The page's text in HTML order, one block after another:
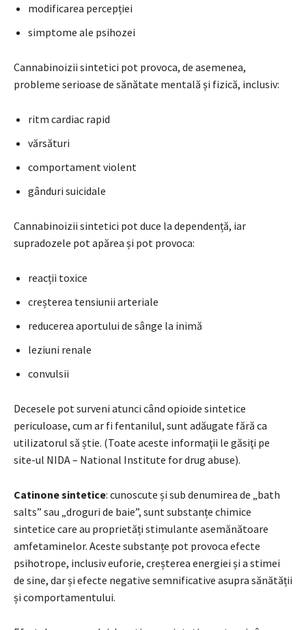
modificarea percepției
simptome ale psihozei
Cannabinoizii sintetici pot provoca, de asemenea,
probleme serioase de sănătate mentală și fizică, inclusiv:
ritm cardiac rapid
vărsături
comportament violent
gânduri suicidale
Cannabinoizii sintetici pot duce la dependență, iar
supradozele pot apărea și pot provoca:
reacții toxice
creșterea tensiunii arteriale
reducerea aportului de sânge la inimă
leziuni renale
convulsii
Decesele pot surveni atunci când opioide sintetice
periculoase, cum ar fi fentanilul, sunt adăugate fără ca
utilizatorul să știe. (Toate aceste informaţii le găsiţi pe
site-ul NIDA – National Institute for drug abuse).
Catinone sintetice: cunoscute și sub denumirea de „bath
salts” sau „droguri de baie”, sunt substanțe chimice
sintetice care au proprietăți stimulante asemănătoare
amfetaminelor. Aceste substanțe pot provoca efecte
psihotrope, inclusiv euforie, creșterea energiei și a stimei
de sine, dar și efecte negative semnificative asupra sănătății
și comportamentului.